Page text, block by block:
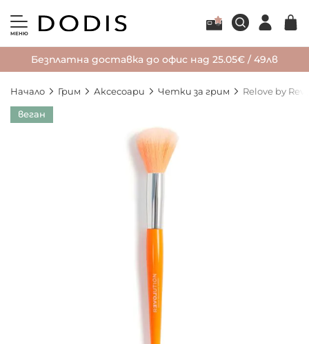
МЕНЮ
Безплатна доставка до офис над 25.05€ / 49лв
Начало Грим Аксесоари Четки за грим Relove by
веган
Преминете